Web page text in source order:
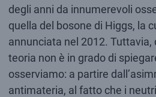
degli anni da innumerevoli
quella del bosone di Higgs, la
annunciata nel 2012.
teoria non è in grado di
osserviamo: a partire
antimateria, al fatto che i